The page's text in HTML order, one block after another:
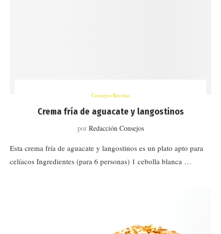
Consejos Recetas
Crema fría de aguacate y langostinos
por Redacción Consejos
Esta crema fría de aguacate y langostinos es un plato apto para
celíacos Ingredientes (para 6 personas) 1 cebolla blanca …